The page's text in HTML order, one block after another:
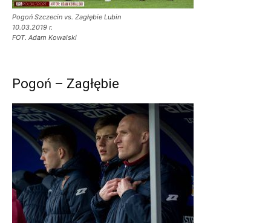
Pogoń Szczecin vs. Zagłębie Lubin
10.03.2019 r.
FOT. Adam Kowalski
Pogoń – Zagłębie